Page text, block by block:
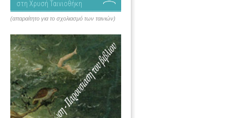
στη Χρυσή Ταινιοθήκη
(απαραίτητο για το σχολιασμό των ταινιών)